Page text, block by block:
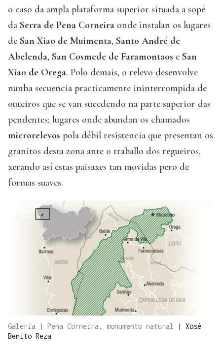
o caso da ampla plataforma superior situada a sopé
da Serra de Pena Corneira onde instalan os lugares
de San Xiao de Muimenta, Santo André de
Abelenda, San Cosmede de Faramontaos e San
Xiao de Orega. Polo demais, o relevo desenvolve
nunha secuencia practicamente ininterrompida de
outeiros que se van sucedendo na parte superior das
pendentes; lugares onde abundan os chamados
microrelevos pola débil resistencia que presentan os
granitos desta zona ante o traballo dos regueiros,
xerando así estas paisaxes tan movidas pero de
formas suaves.
Galería | Pena Corneira, monumento natural | Xosé
Benito Reza